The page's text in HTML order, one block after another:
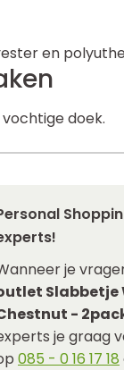
en
doek.
je
Slabbetje
-
je graag
085 - 0 16 17 18